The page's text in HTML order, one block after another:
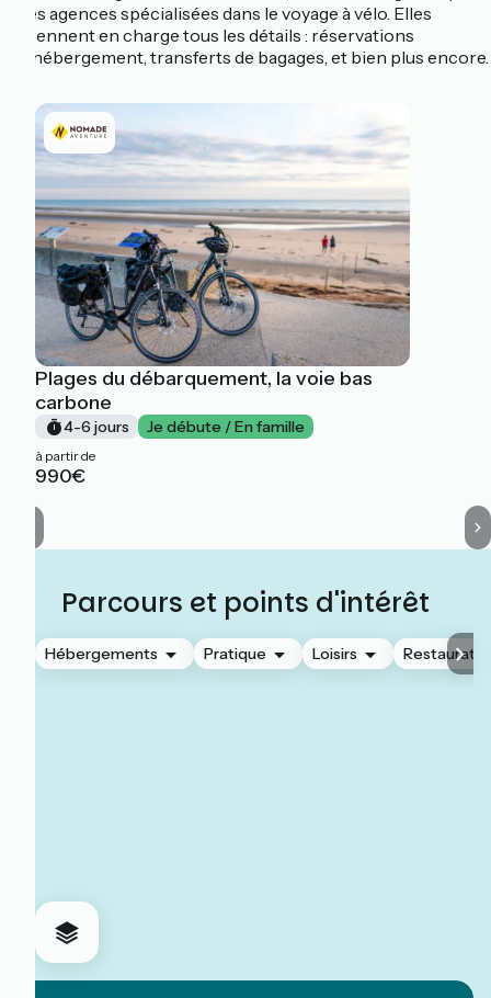
des agences spécialisées dans le voyage à vélo. Elles
prennent en charge tous les détails : réservations
d'hébergement, transferts de bagages, et bien plus encore.
Plages du débarquement, la voie bas
carbone
4-6 jours Je débute / En famille
à partir de
990€
Parcours et points d'intérêt
Hébergements Pratique Loisirs